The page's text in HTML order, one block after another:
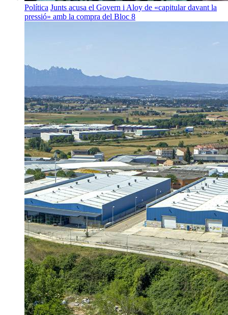
Política Junts acusa el Govern i Aloy de «capitular davant la
pressió» amb la compra del Bloc 8